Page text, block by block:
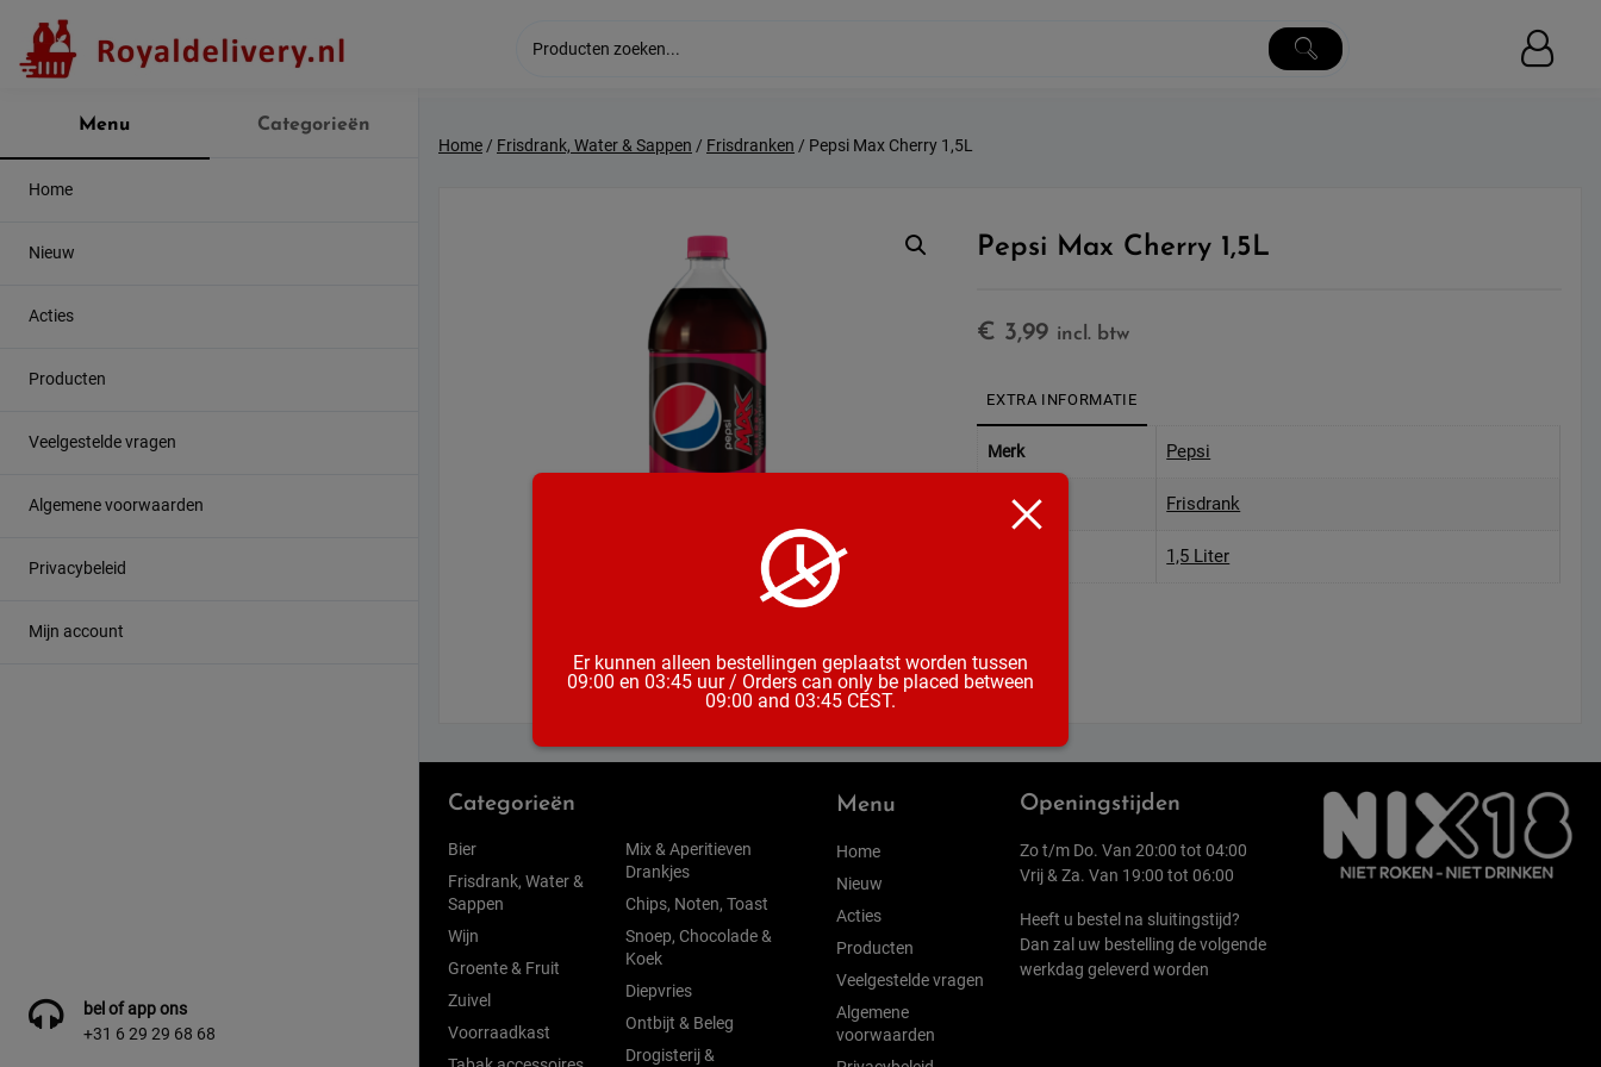
content
Menu Categorieën
Home
Nieuw
Acties
Producten
Veelgestelde vragen
Algemene voorwaarden
Privacybeleid
Mijn account
bel of app ons
+31 6 29 29 68 68
Home/ Frisdrank, Water & Sappen / Frisdranken / Pepsi Max Cherry 1,5L
Pepsi Max Cherry 1,5L
€ 3,99 incl. btw
EXTRA INFORMATIE
Merk Pepsi
Soort Frisdrank
1,5 Liter
Categorieën
Bier
Frisdrank, Water &
Sappen
Wijn
Groente & Fruit
Zuivel
Voorraadkast
Mix & Aperitieven
Drankjes
Chips, Noten, Toast
Snoep, Chocolade &
Koek
Diepvries
Ontbijt & Beleg
Drogisterij &
Menu
Home
Nieuw
Acties
Producten
Veelgestelde vragen
Algemene
voorwaarden
Openingstijden
Zo t/m Do. Van 20:00 tot 04:00
Vrij & Za. Van 19:00 tot 06:00
Heeft u bestel na sluitingstijd?
Dan zal uw bestelling de volgende
werkdag geleverd worden
Er kunnen alleen bestellingen geplaatst worden tussen
09:00 en 03:45 uur / Orders can only be placed between
09:00 and 03:45 CEST.